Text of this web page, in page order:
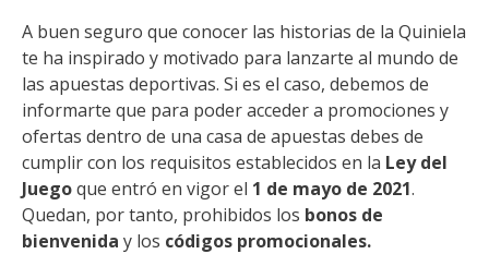
A buen seguro que conocer las historias de la Quiniela
te ha inspirado y motivado para lanzarte al mundo de
las apuestas deportivas. Si es el caso, debemos de
informarte que para poder acceder a promociones y
ofertas dentro de una casa de apuestas debes de
cumplir con los requisitos establecidos en la Ley del
Juegoque entró en vigor el 1 de mayo de 2021.
Quedan, por tanto, prohibidos los bonos de
bienvenida y los códigos promocionales.